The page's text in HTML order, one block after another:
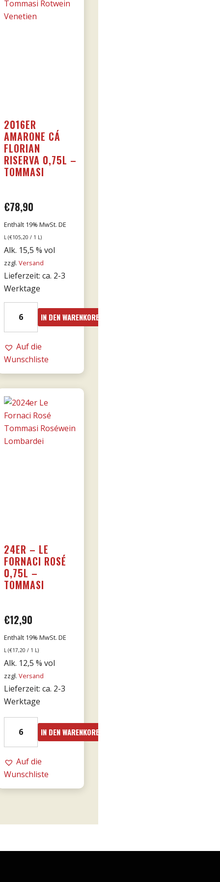
2016ER
AMARONE CÁ
FLORIAN
RISERVA 0,75L –
TOMMASI
€78,90
Enthält 19% MwSt. DE
L (€105,20 / 1 L)
Alk. 15,5 % vol
zzgl. Versand
Lieferzeit: ca. 2-3
Werktage
Amarone
Cá
Florian
RISERVA
0,75l
Tommasi
Menge
IN DEN WARENKORB
Auf die
Wunschliste
24ER – LE
FORNACI ROSÉ
0,75L –
TOMMASI
€12,90
Enthält 19% MwSt. DE
L (€17,20 / 1 L)
Alk. 12,5 % vol
zzgl. Versand
Lieferzeit: ca. 2-3
Werktage
Le
Fornaci
Rosé
0,75l
Menge
IN DEN WARENKORB
Auf die
Wunschliste